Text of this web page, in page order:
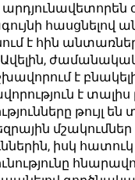
հասցնելով
է հին
է
է
թույլ են
իսկ